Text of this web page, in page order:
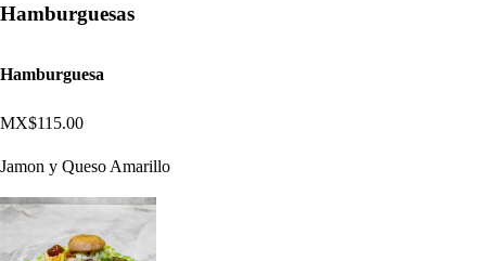
Hamburguesas
Hamburguesa
MX$115.00
Jamon y Queso Amarillo